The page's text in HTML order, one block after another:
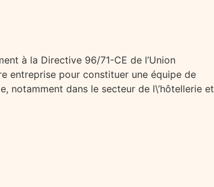
à la Directive 96/71-CE de l’Union
entreprise pour constituer une équipe de
notamment dans le secteur de l\’hôtellerie et